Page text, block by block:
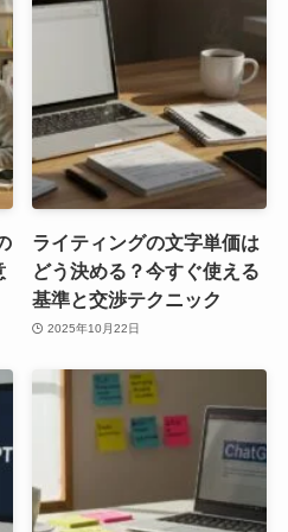
ライティングの文字単価は
どう決める？今すぐ使える
基準と交渉テクニック
2025年10月22日